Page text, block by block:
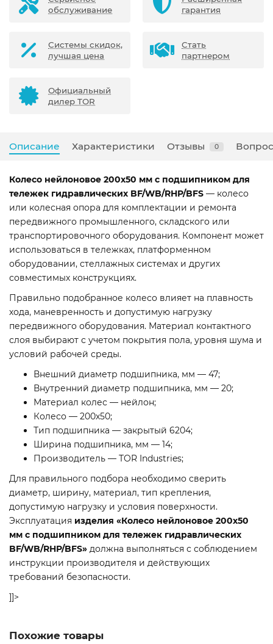
обслуживание
гарантия
Системы скидок,
лучшая цена
Стать
партнером
Официальный
дилер TOR
Описание Характеристики Отзывы 0
Колесо нейлоновое 200х50 мм с подшипником для
тележек гидравлических BF/WB/RHP/BFS — колесо
или колесная опора для комплектации и ремонта
передвижного промышленного, складского или
транспортировочного оборудования. Компонент может
использоваться в тележках, платформенном
оборудовании, стеллажных системах и других
совместимых конструкциях.
Правильно подобранное колесо влияет на плавность
хода, маневренность и допустимую нагрузку
передвижного оборудования. Материал контактного
слоя выбирают с учетом покрытия пола, уровня шума и
условий рабочей среды.
Внешний диаметр подшипника, мм — 47;
Внутренний диаметр подшипника, мм — 20;
Материал колес — нейлон;
Колесо — 200х50;
Тип подшипника — закрытый 6204;
Ширина подшипника, мм — 14;
Производитель — TOR Industries;
Для правильного подбора необходимо сверить
диаметр, ширину, материал, тип крепления,
допустимую нагрузку и условия поверхности.
Эксплуатация изделия «Колесо нейлоновое 200х50
мм с подшипником для тележек гидравлических
BF/WB/RHP/BFS» должна выполняться с соблюдением
инструкции производителя и действующих
требований безопасности.
]]>
Похожие товары